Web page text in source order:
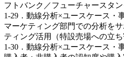
フトバンク／フューチャースタ
1-29．動線分析×ユースケース・
マーケティング部門での分析を
ティング活用（特設売場への立
1-30．動線分析×ユースケース・